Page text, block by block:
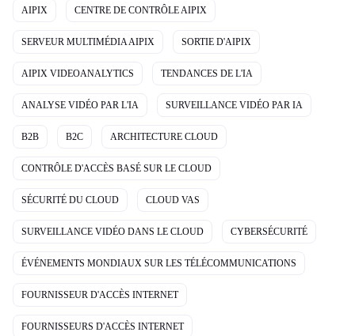
AIPIX CENTRE DE CONTRÔLE AIPIX
SERVEUR MULTIMÉDIA AIPIX SORTIE D'AIPIX
AIPIX VIDEOANALYTICS TENDANCES DE L'IA
ANALYSE VIDÉO PAR L'IA SURVEILLANCE VIDÉO PAR IA
B2B B2C ARCHITECTURE CLOUD
CONTRÔLE D'ACCÈS BASÉ SUR LE CLOUD
SÉCURITÉ DU CLOUD CLOUD VAS
SURVEILLANCE VIDÉO DANS LE CLOUD CYBERSÉCURITÉ
ÉVÉNEMENTS MONDIAUX SUR LES TÉLÉCOMMUNICATIONS
FOURNISSEUR D'ACCÈS INTERNET
FOURNISSEURS D'ACCÈS INTERNET